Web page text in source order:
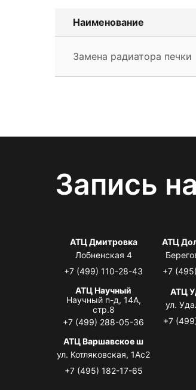
Наименование
Замена радиатора печки
Запись
АТЦ Дмитровка
Лобненская 4
+7 (499) 110-28-43
АТЦ
+7
АТЦ Научный
Научный п-д, 14А,
стр.8
+7 (499) 288-05-36
АТЦ
ул.
+7
АТЦ Варшавское ш
ул. Котляковская, 1Ас2
+7 (495) 182-17-65